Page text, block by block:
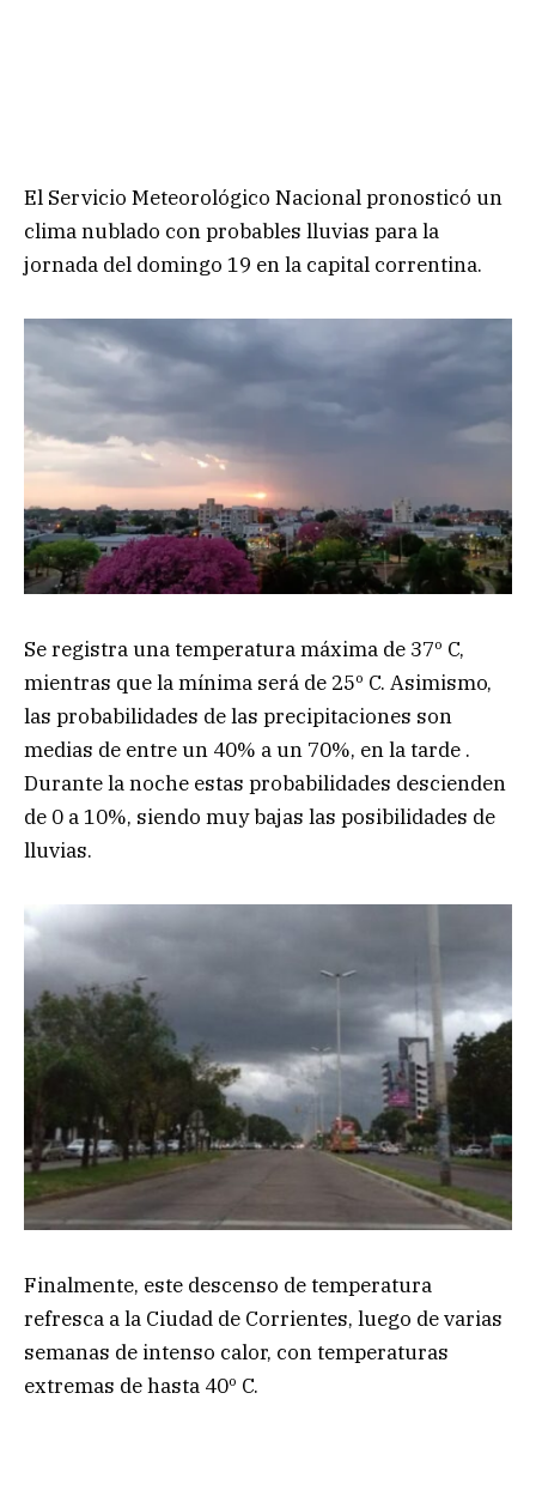
El Servicio Meteorológico Nacional pronosticó un
clima nublado con probables lluvias para la
jornada del domingo 19 en la capital correntina.
Se registra una temperatura máxima de 37º C,
mientras que la mínima será de 25º C. Asimismo,
las probabilidades de las precipitaciones son
medias de entre un 40% a un 70%, en la tarde .
Durante la noche estas probabilidades descienden
de 0 a 10%, siendo muy bajas las posibilidades de
lluvias.
Finalmente, este descenso de temperatura
refresca a la Ciudad de Corrientes, luego de varias
semanas de intenso calor, con temperaturas
extremas de hasta 40º C.